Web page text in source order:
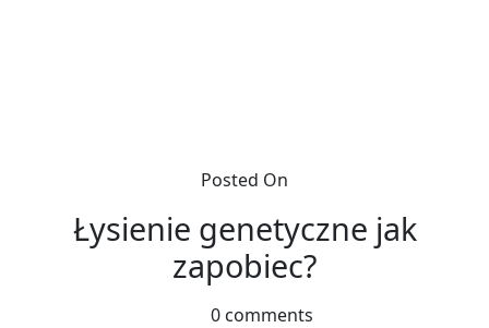
Posted On
Łysienie genetyczne jak
zapobiec?
0 comments